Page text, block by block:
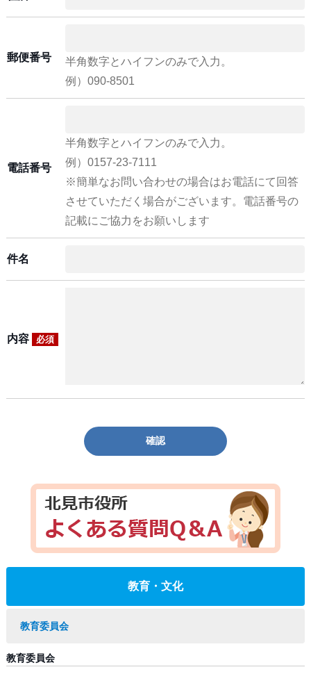
郵便番号
半角数字とハイフンのみで入力。
例）090-8501
電話番号
半角数字とハイフンのみで入力。
例）0157-23-7111
※簡単なお問い合わせの場合はお電話にて回答
させていただく場合がございます。電話番号の
記載にご協力をお願いします
件名
内容 必須
確認
教育・文化
教育委員会
教育委員会